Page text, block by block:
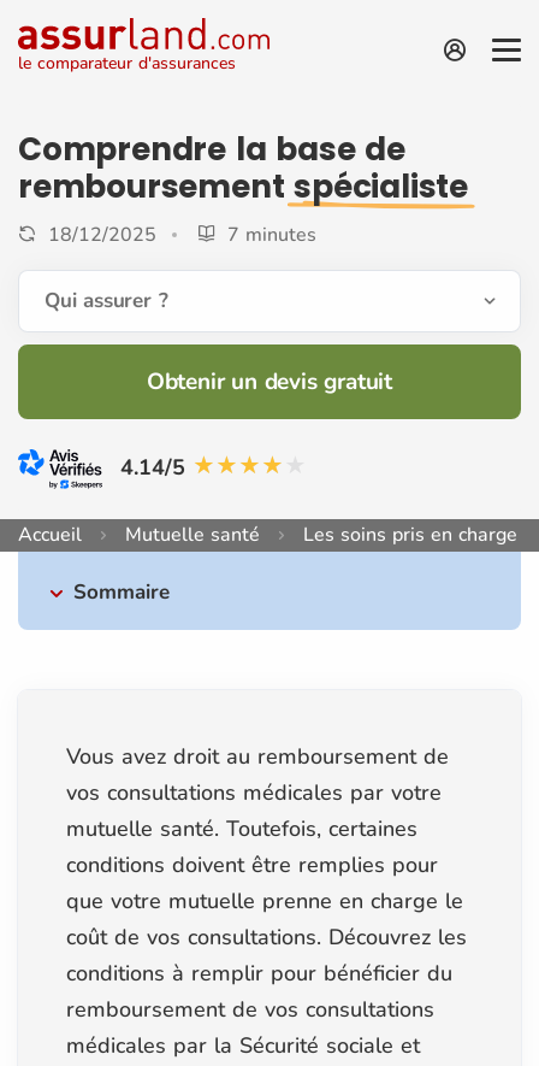
le comparateur d'assurances
Comprendre la base de
remboursementspécialiste
18/12/2025 7 minutes
Qui assurer ?
Obtenir un devis gratuit
4.14/5
Accueil Mutuelle santé Les soins pris en charge
Sommaire
Vous avez droit au remboursement de
vos consultations médicales par votre
mutuelle santé. Toutefois, certaines
conditions doivent être remplies pour
que votre mutuelle prenne en charge le
coût de vos consultations. Découvrez les
conditions à remplir pour bénéficier du
remboursement de vos consultations
médicales par la Sécurité sociale et